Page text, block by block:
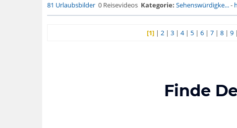
81 Urlaubsbilder 0 Reisevideos Kategorie: Sehenswürdigke...-
[1] |2 |3 |4| 5 |6 |7 |8 |9 |
Finde